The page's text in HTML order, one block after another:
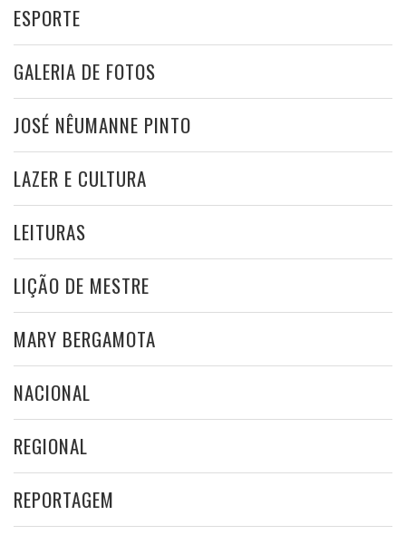
ESPORTE
GALERIA DE FOTOS
JOSÉ NÊUMANNE PINTO
LAZER E CULTURA
LEITURAS
LIÇÃO DE MESTRE
MARY BERGAMOTA
NACIONAL
REGIONAL
REPORTAGEM